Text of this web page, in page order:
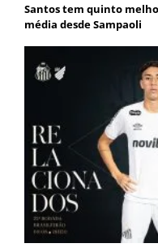
Santos tem quinto
média desde Sampaoli